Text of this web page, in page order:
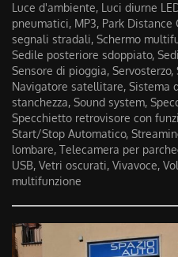
Luce d'ambiente, Luci diurne
pneumatici, MP3, Park
segnali stradali, Schermo
Sedile posteriore sdoppiato,
Sensore di pioggia,
Navigatore satellitare, Sistema
stanchezza, Sound system,
Specchietto retrovisore con
Start/Stop Automatico,
lombare, Telecamera per
USB, Vetri oscurati, Vivavoce,
multifunzione